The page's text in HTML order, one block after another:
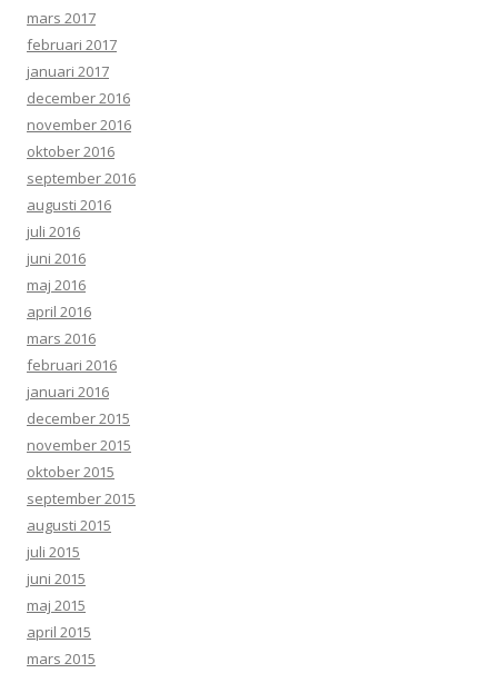
mars 2017
februari 2017
januari 2017
december 2016
november 2016
oktober 2016
september 2016
augusti 2016
juli 2016
juni 2016
maj 2016
april 2016
mars 2016
februari 2016
januari 2016
december 2015
november 2015
oktober 2015
september 2015
augusti 2015
juli 2015
juni 2015
maj 2015
april 2015
mars 2015